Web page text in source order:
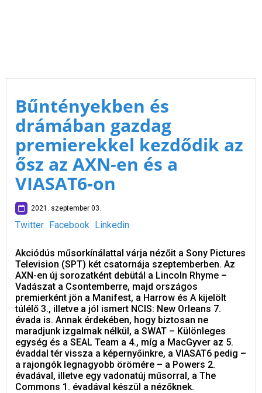
Bűntényekben és
drámában gazdag
premierekkel kezdődik az
ősz az AXN-en és a
VIASAT6-on
2021. szeptember 03.
Twitter Facebook Linkedin
Akciódús műsorkínálattal várja nézőit a Sony Pictures
Television (SPT) két csatornája szeptemberben. Az
AXN-en új sorozatként debütál a Lincoln Rhyme –
Vadászat a Csontemberre, majd országos
premierként jön a Manifest, a Harrow és A kijelölt
túlélő 3., illetve a jól ismert NCIS: New Orleans 7.
évada is. Annak érdekében, hogy biztosan ne
maradjunk izgalmak nélkül, a SWAT – Különleges
egység és a SEAL Team a 4., míg a MacGyver az 5.
évaddal tér vissza a képernyőinkre, a VIASAT6 pedig –
a rajongók legnagyobb örömére – a Powers 2.
évadával, illetve egy vadonatúj műsorral, a The
Commons 1. évadával készül a nézőknek.